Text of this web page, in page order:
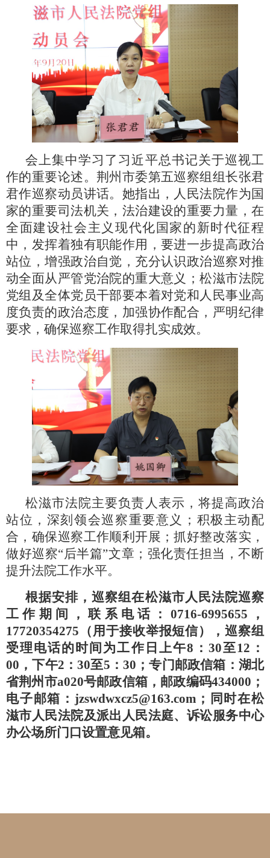
会上集中学习了习近平总书记关于巡视工
作的重要论述。荆州市委第五巡察组组长张君
君作巡察动员讲话。她指出，人民法院作为国
家的重要司法机关，法治建设的重要力量，在
全面建设社会主义现代化国家的新时代征程
中，发挥着独有职能作用，要进一步提高政治
站位，增强政治自觉，充分认识政治巡察对推
动全面从严管党治院的重大意义；松滋市法院
党组及全体党员干部要本着对党和人民事业高
度负责的政治态度，加强协作配合，严明纪律
要求，确保巡察工作取得扎实成效。
松滋市法院主要负责人表示，将提高政治
站位，深刻领会巡察重要意义；积极主动配
合，确保巡察工作顺利开展；抓好整改落实，
做好巡察“后半篇”文章；强化责任担当，不断
提升法院工作水平。
根据安排，巡察组在松滋市人民法院巡察
工作期间，联系电话：0716-6995655，
17720354275（用于接收举报短信），巡察组
受理电话的时间为工作日上午8：30至12：
00，下午2：30至5：30；专门邮政信箱：湖北
省荆州市a020号邮政信箱，邮政编码434000；
电子邮箱： jzswdwxcz5@163.com ；同时在松
滋市人民法院及派出人民法庭、诉讼服务中心
办公场所门口设置意见箱。